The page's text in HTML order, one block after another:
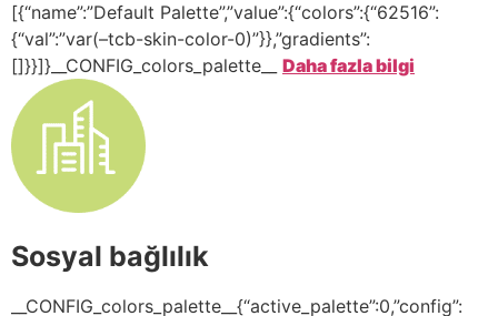
[{“name”:”Default Palette”,”value”:{“colors”:{“62516”:
{“val”:”var(–tcb-skin-color-0)”}},”gradients”:
[]}}]}__CONFIG_colors_palette__ Daha fazla bilgi
Sosyal bağlılık
__CONFIG_colors_palette__{“active_palette”:0,”config”: